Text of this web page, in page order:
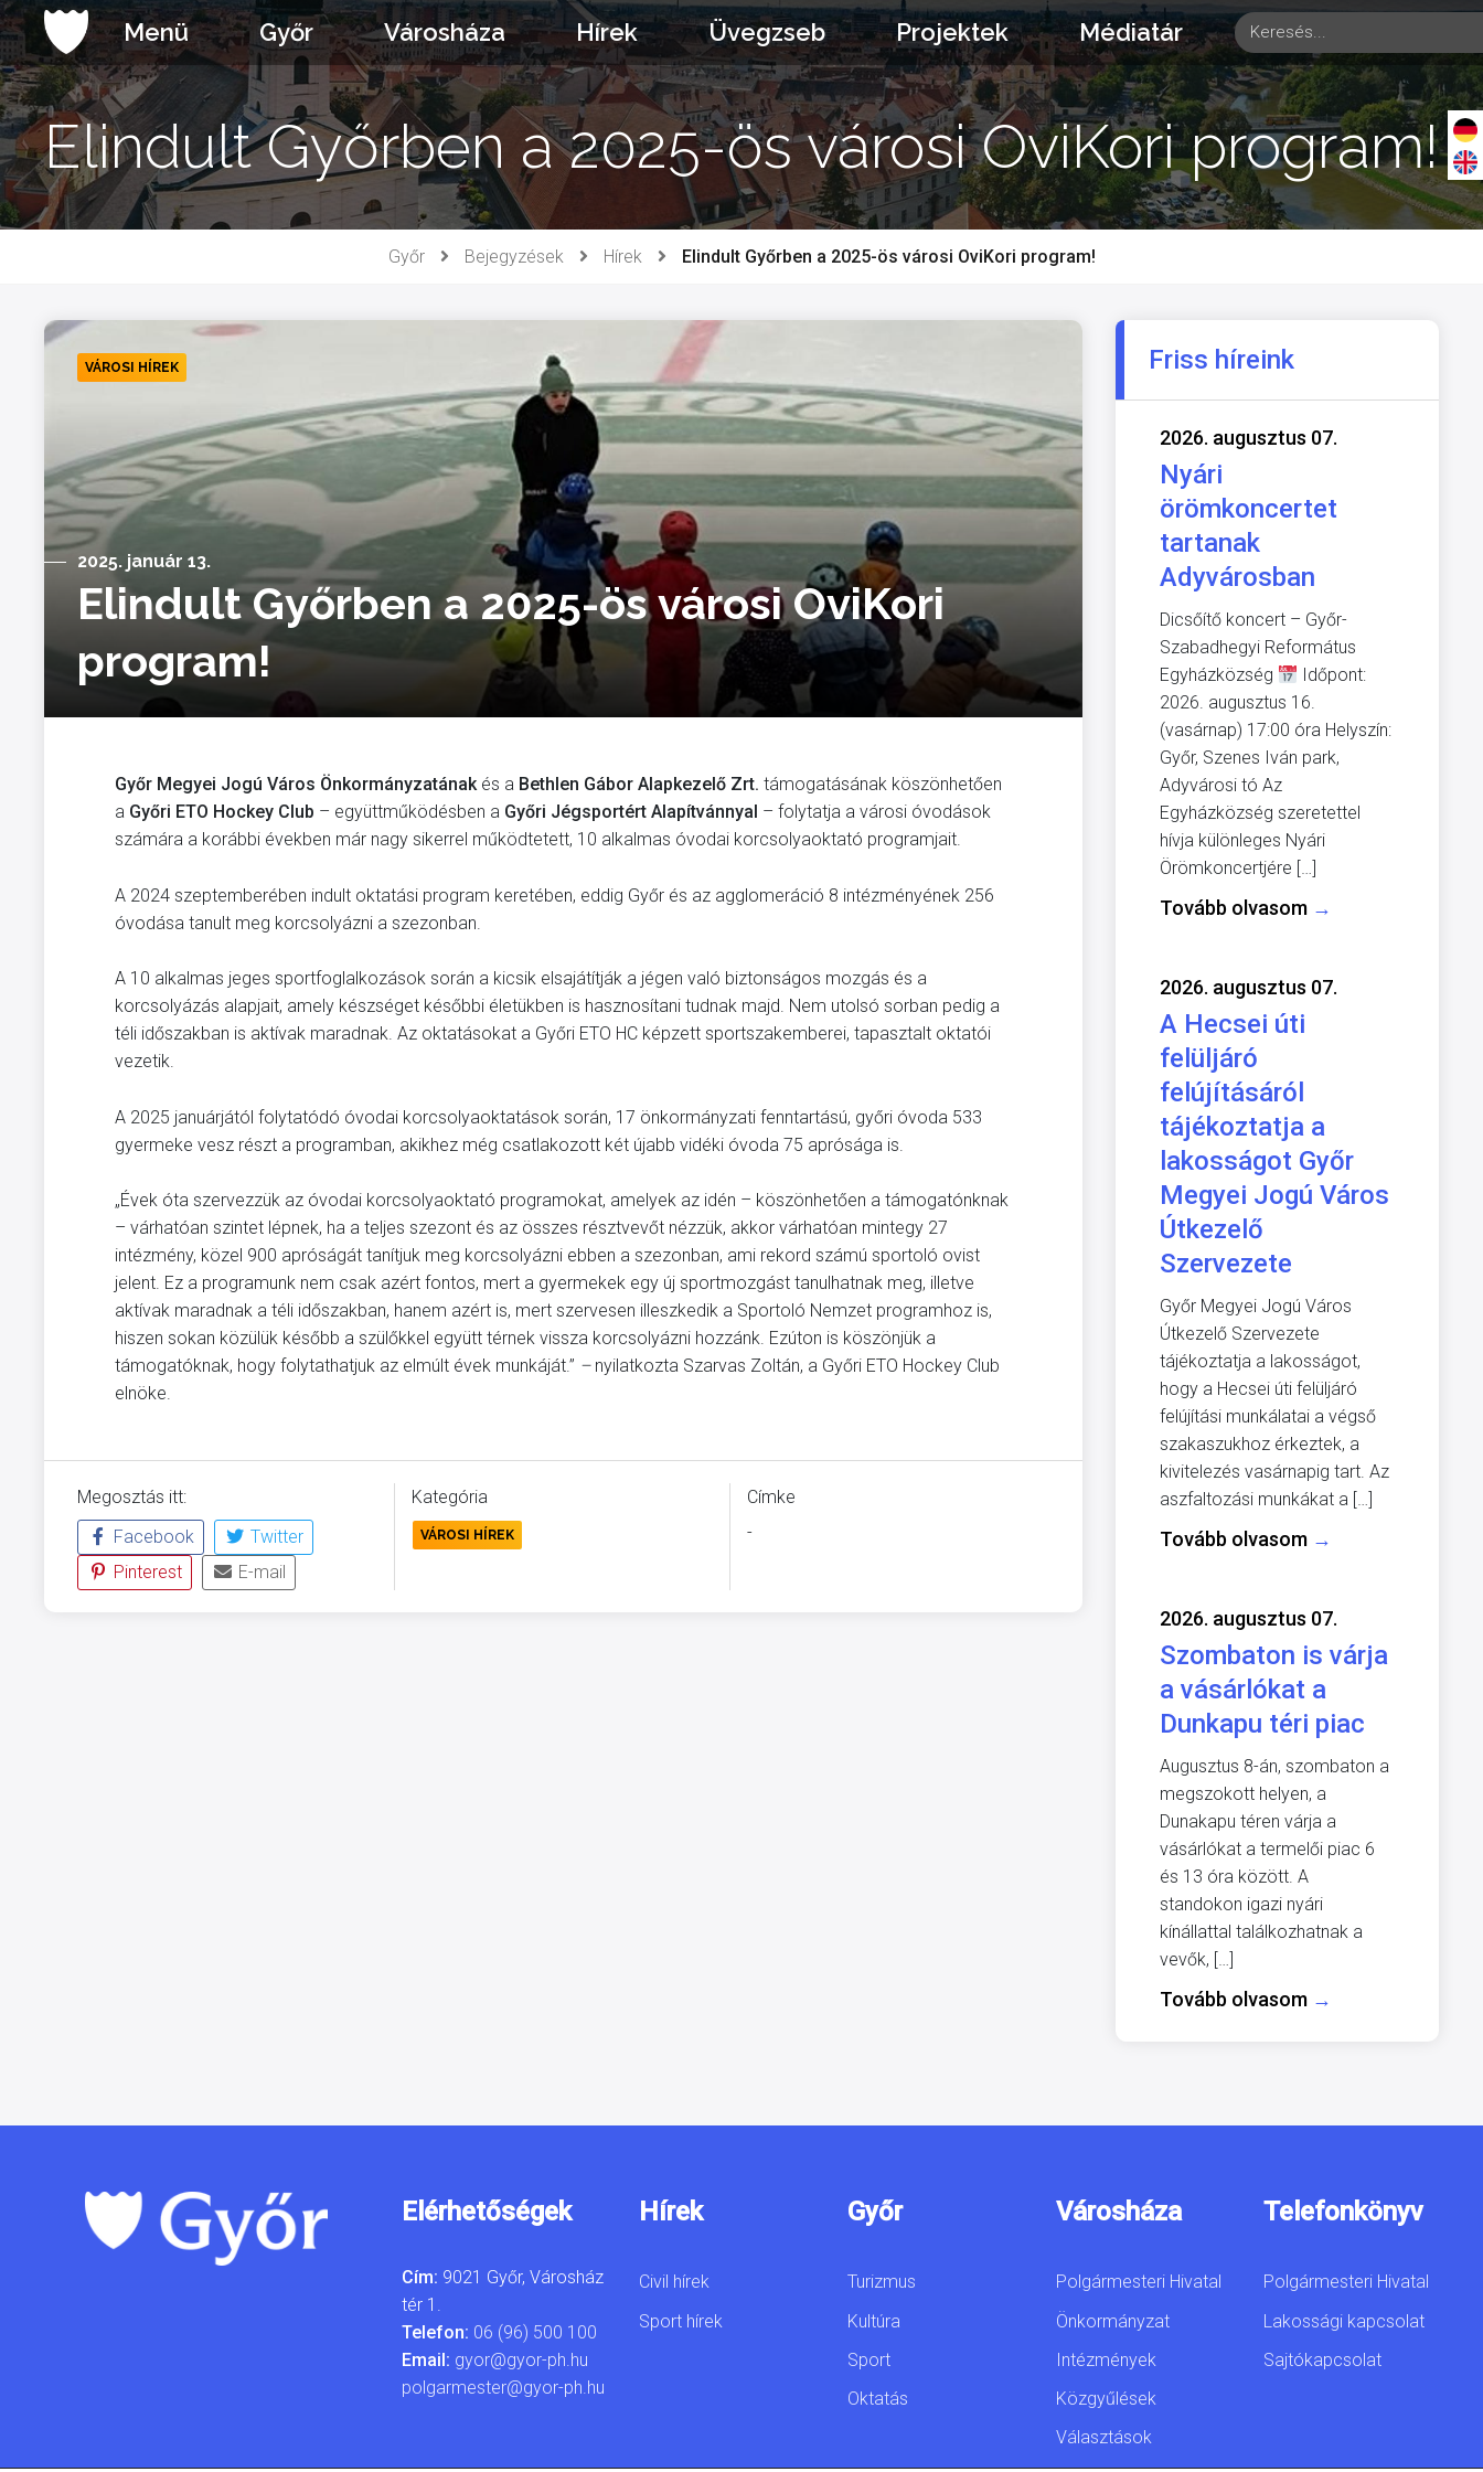
Ugrás
a
tartalomhoz
Menü Győr Városháza Hírek Üvegzseb Projektek Médiatár
Elindult Győrben a 2025-ös városi OviKori program!
Győr Bejegyzések Hírek Elindult Győrben a 2025-ös városi OviKori program!
VÁROSI HÍREK
2025. január 13.
Elindult Győrben a 2025-ös városi OviKori
program!
Győr Megyei Jogú Város Önkormányzatánakés a Bethlen Gábor Alapkezelő Zrt. támogatásának köszönhetően
a Győri ETO Hockey Club – együttműködésben a Győri Jégsportért Alapítvánnyal – folytatja a városi óvodások
számára a korábbi években már nagy sikerrel működtetett, 10 alkalmas óvodai korcsolyaoktató programjait.
A 2024 szeptemberében indult oktatási program keretében, eddig Győr és az agglomeráció 8 intézményének 256
óvodása tanult meg korcsolyázni a szezonban.
A 10 alkalmas jeges sportfoglalkozások során a kicsik elsajátítják a jégen való biztonságos mozgás és a
korcsolyázás alapjait, amely készséget későbbi életükben is hasznosítani tudnak majd. Nem utolsó sorban pedig a
téli időszakban is aktívak maradnak. Az oktatásokat a Győri ETO HC képzett sportszakemberei, tapasztalt oktatói
vezetik.
A 2025 januárjától folytatódó óvodai korcsolyaoktatások során, 17 önkormányzati fenntartású, győri óvoda 533
gyermeke vesz részt a programban, akikhez még csatlakozott két újabb vidéki óvoda 75 aprósága is.
„Évek óta szervezzük az óvodai korcsolyaoktató programokat, amelyek az idén – köszönhetően a támogatónknak
– várhatóan szintet lépnek, ha a teljes szezont és az összes résztvevőt nézzük, akkor várhatóan mintegy 27
intézmény, közel 900 apróságát tanítjuk meg korcsolyázni ebben a szezonban, ami rekord számú sportoló ovist
jelent. Ez a programunk nem csak azért fontos, mert a gyermekek egy új sportmozgást tanulhatnak meg, illetve
aktívak maradnak a téli időszakban, hanem azért is, mert szervesen illeszkedik a Sportoló Nemzet programhoz is,
hiszen sokan közülük később a szülőkkel együtt térnek vissza korcsolyázni hozzánk. Ezúton is köszönjük a
támogatóknak, hogy folytathatjuk az elmúlt évek munkáját.” – nyilatkozta Szarvas Zoltán, a Győri ETO Hockey Club
elnöke.
Megosztás itt:
Facebook
Twitter
Pinterest
E-mail
Kategória
VÁROSI HÍREK
Címke
-
Friss híreink
2026. augusztus 07.
Nyári
örömkoncertet
tartanak
Adyvárosban
Dicsőítő koncert – Győr-
Szabadhegyi Református
Egyházközség
Időpont:
2026. augusztus 16.
(vasárnap) 17:00 óra Helyszín:
Győr, Szenes Iván park,
Adyvárosi tó Az
Egyházközség szeretettel
hívja különleges Nyári
Örömkoncertjére […]
Tovább olvasom →
2026. augusztus 07.
A Hecsei úti
felüljáró
felújításáról
tájékoztatja a
lakosságot Győr
Megyei Jogú Város
Útkezelő
Szervezete
Győr Megyei Jogú Város
Útkezelő Szervezete
tájékoztatja a lakosságot,
hogy a Hecsei úti felüljáró
felújítási munkálatai a végső
szakaszukhoz érkeztek, a
kivitelezés vasárnapig tart. Az
aszfaltozási munkákat a […]
Tovább olvasom →
2026. augusztus 07.
Szombaton is várja
a vásárlókat a
Dunkapu téri piac
Augusztus 8-án, szombaton a
megszokott helyen, a
Dunakapu téren várja a
vásárlókat a termelői piac 6
és 13 óra között. A
standokon igazi nyári
kínállattal találkozhatnak a
vevők, […]
Tovább olvasom →
Elérhetőségek
Cím: 9021 Győr, Városház
tér 1.
Telefon: 06 (96) 500 100
Email: gyor@gyor-ph.hu
polgarmester@gyor-ph.hu
Hírek
Civil hírek
Sport hírek
Győr
Turizmus
Kultúra
Sport
Oktatás
Városháza
Polgármesteri Hivatal
Önkormányzat
Intézmények
Közgyűlések
Választások
Telefonkönyv
Polgármesteri Hivatal
Lakossági kapcsolat
Sajtókapcsolat